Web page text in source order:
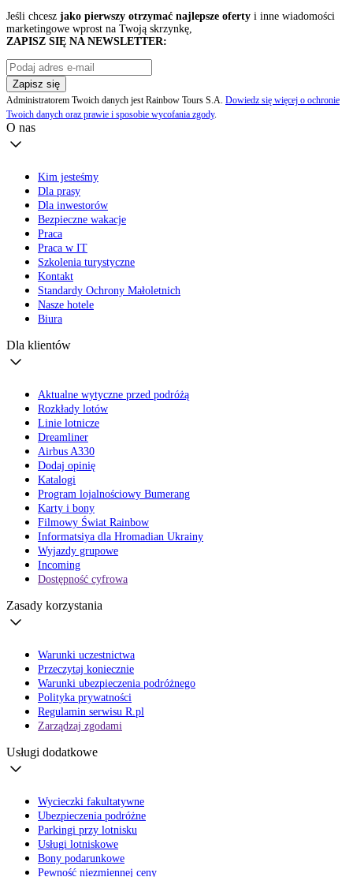
Jeśli chcesz jako pierwszy otrzymać najlepsze oferty i inne wiadomości
marketingowe wprost na Twoją skrzynkę,
ZAPISZ SIĘ NA NEWSLETTER:
Zapisz się
Administratorem Twoich danych jest Rainbow Tours S.A. Dowiedz się więcej o ochronie
Twoich danych oraz prawie i sposobie wycofania zgody.
O nas
Kim jesteśmy
Dla prasy
Dla inwestorów
Bezpieczne wakacje
Praca
Praca w IT
Szkolenia turystyczne
Kontakt
Standardy Ochrony Małoletnich
Nasze hotele
Biura
Dla klientów
Aktualne wytyczne przed podróżą
Rozkłady lotów
Linie lotnicze
Dreamliner
Airbus A330
Dodaj opinię
Katalogi
Program lojalnościowy Bumerang
Karty i bony
Filmowy Świat Rainbow
Informatsiya dla Hromadian Ukrainy
Wyjazdy grupowe
Incoming
Dostępność cyfrowa
Zasady korzystania
Warunki uczestnictwa
Przeczytaj koniecznie
Warunki ubezpieczenia podróżnego
Polityka prywatności
Regulamin serwisu R.pl
Zarządzaj zgodami
Usługi dodatkowe
Wycieczki fakultatywne
Ubezpieczenia podróżne
Parkingi przy lotnisku
Usługi lotniskowe
Bony podarunkowe
Pewność niezmiennej ceny